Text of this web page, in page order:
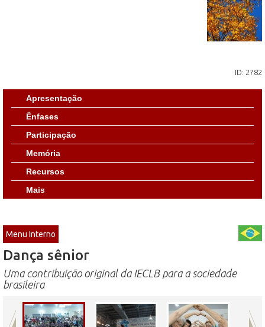
ID: 2782
Apresentação
Ênfases
Participação
Memória
Recursos
Mais
Menu Interno
Dança sênior
Uma contribuição original da IECLB para a sociedade
brasileira